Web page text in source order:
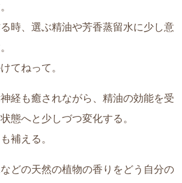
時、選ぶ精油や芳香蒸留水に少し意
てねって。
経も癒されながら、精油の効能を受
態へと少しづつ変化する。
補える。
どの天然の植物の香りをどう自分の